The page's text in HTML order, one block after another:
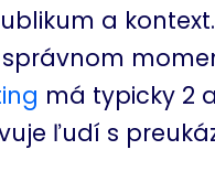
a
má typicky 2
ľudí s